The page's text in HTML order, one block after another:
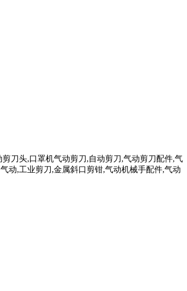
刀头,口罩机气动剪刀,自动剪刀,气动剪刀配件,气
动,工业剪刀,金属斜口剪钳,气动机械手配件,气动